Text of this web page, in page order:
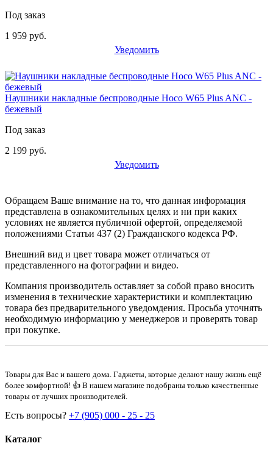
Под заказ
1 959 руб.
Уведомить
Наушники накладные беспроводные Hoco W65 Plus ANC -
бежевый
Под заказ
2 199 руб.
Уведомить
Обращаем Ваше внимание на то, что данная информация
представлена в ознакомительных целях и ни при каких
условиях не является публичной офертой, определяемой
положениями Статьи 437 (2) Гражданского кодекса РФ.
Внешний вид и цвет товара может отличаться от
представленного на фотографии и видео.
Компания производитель оставляет за собой право вносить
изменения в технические характеристики и комплектацию
товара без предварительного уведомдения. Просьба уточнять
необходимую информацию у менеджеров и проверять товар
при покупке.
Товары для Вас и вашего дома. Гаджеты, которые делают нашу жизнь ещё
более комфортной! 👍 В нашем магазине подобраны только качественные
товары от лучших производителей.
Есть вопросы? +7 (905) 000 - 25 - 25
Каталог